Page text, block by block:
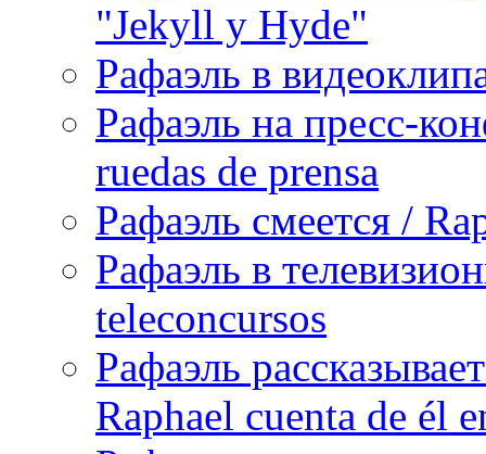
"Jekyll y Hyde"
Рафаэль в
Рафаэль на пресс-
ruedas de prensa
Рафаэль смеется /
Рафаэль в
teleconcursos
Рафаэль
Raphael cuenta de él